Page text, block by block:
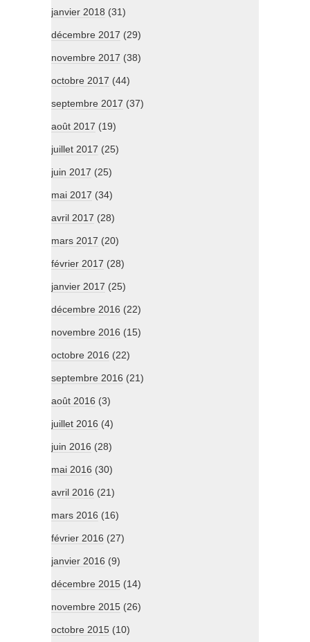
janvier 2018 (31)
décembre 2017 (29)
novembre 2017 (38)
octobre 2017 (44)
septembre 2017 (37)
août 2017 (19)
juillet 2017 (25)
juin 2017 (25)
mai 2017 (34)
avril 2017 (28)
mars 2017 (20)
février 2017 (28)
janvier 2017 (25)
décembre 2016 (22)
novembre 2016 (15)
octobre 2016 (22)
septembre 2016 (21)
août 2016 (3)
juillet 2016 (4)
juin 2016 (28)
mai 2016 (30)
avril 2016 (21)
mars 2016 (16)
février 2016 (27)
janvier 2016 (9)
décembre 2015 (14)
novembre 2015 (26)
octobre 2015 (10)